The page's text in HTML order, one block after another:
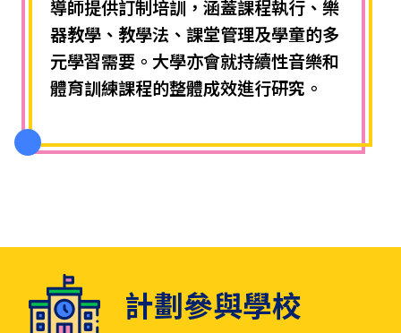
導師提供訂制培訓，涵蓋課程執行、樂
器教學、教學法、課堂管理及學童的多
元學習需要。大學亦會就持續性音樂和
體育訓練課程的整體成效進行研究。
計劃參與學校